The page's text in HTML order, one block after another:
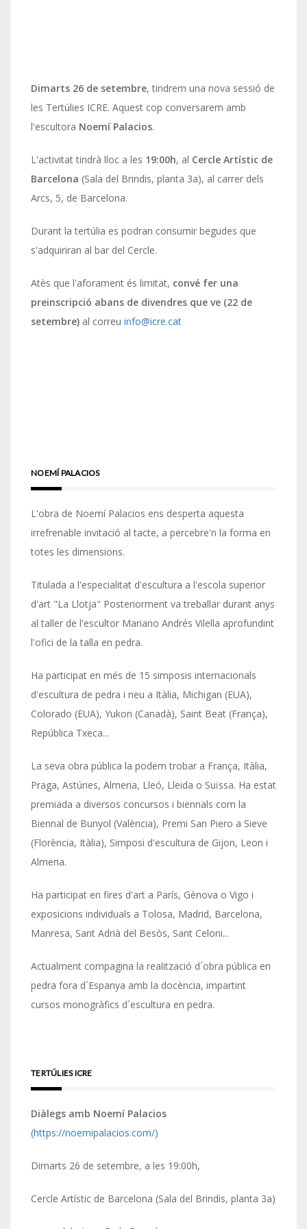
Dimarts 26 de setembre, tindrem una nova sessió de
les Tertúlies ICRE. Aquest cop conversarem amb
l'escultora Noemí Palacios.
L'activitat tindrà lloc a les 19:00h, al Cercle Artístic de
Barcelona (Sala del Brindis, planta 3a), al carrer dels
Arcs, 5, de Barcelona.
Durant la tertúlia es podran consumir begudes que
s'adquiriran al bar del Cercle.
Atès que l'aforament és limitat, convé fer una
preinscripció abans de divendres que ve (22 de
setembre) al correu info@icre.cat
NOEMÍ PALACIOS
L'obra de Noemí Palacios ens desperta aquesta
irrefrenable invitació al tacte, a percebre'n la forma en
totes les dimensions.
Titulada a l'especialitat d'escultura a l'escola superior
d'art "La Llotja" Posteriorment va treballar durant anys
al taller de l'escultor Mariano Andrés Vilella aprofundint
l'ofici de la talla en pedra.
Ha participat en més de 15 simposis internacionals
d'escultura de pedra i neu a Itàlia, Michigan (EUA),
Colorado (EUA), Yukon (Canadà), Saint Beat (França),
República Txeca...
La seva obra pública la podem trobar a França, Itàlia,
Praga, Astúries, Almeria, Lleó, Lleida o Suïssa. Ha estat
premiada a diversos concursos i biennals com la
Biennal de Bunyol (València), Premi San Piero a Sieve
(Florència, Itàlia), Simposi d'escultura de Gijon, Leon i
Almeria.
Ha participat en fires d'art a París, Gènova o Vigo i
exposicions individuals a Tolosa, Madrid, Barcelona,
Manresa, Sant Adrià del Besòs, Sant Celoni...
Actualment compagina la realització d´obra pública en
pedra fora d´Espanya amb la docència, impartint
cursos monogràfics d´escultura en pedra.
TERTÚLIES ICRE
Diàlegs amb Noemí Palacios
(https://noemipalacios.com/)
Dimarts 26 de setembre, a les 19:00h,
Cercle Artístic de Barcelona (Sala del Brindis, planta 3a)